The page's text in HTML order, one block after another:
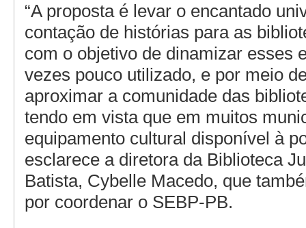
“A proposta é levar o encantado
contação de histórias para as
com o objetivo de dinamizar esses
vezes pouco utilizado, e por meio
aproximar a comunidade das
tendo em vista que em muitos
equipamento cultural disponível à
esclarece a diretora da Biblioteca
Batista, Cybelle Macedo, que
por coordenar o SEBP-PB.